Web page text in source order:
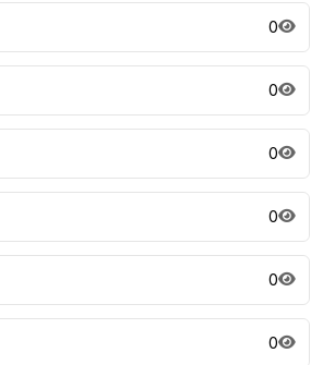
0
0
0
0
0
0